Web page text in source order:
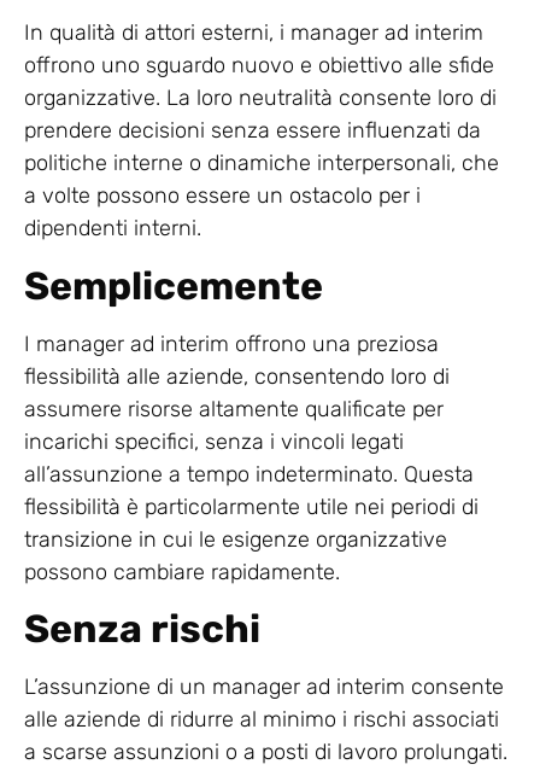
In qualità di attori esterni, i manager ad interim
offrono uno sguardo nuovo e obiettivo alle sfide
organizzative. La loro neutralità consente loro di
prendere decisioni senza essere influenzati da
politiche interne o dinamiche interpersonali, che
a volte possono essere un ostacolo per i
dipendenti interni.
Semplicemente
I manager ad interim offrono una preziosa
flessibilità alle aziende, consentendo loro di
assumere risorse altamente qualificate per
incarichi specifici, senza i vincoli legati
all’assunzione a tempo indeterminato. Questa
flessibilità è particolarmente utile nei periodi di
transizione in cui le esigenze organizzative
possono cambiare rapidamente.
Senza rischi
L’assunzione di un manager ad interim consente
alle aziende di ridurre al minimo i rischi associati
a scarse assunzioni o a posti di lavoro prolungati.